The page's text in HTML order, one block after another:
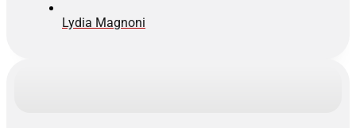
Lydia Magnoni